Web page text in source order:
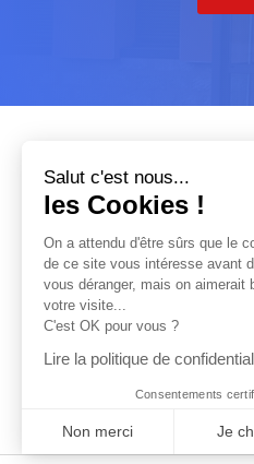
Salut c'est nous...
les Cookies !
On a attendu d'être sûrs que le
de ce site vous intéresse avant
vous déranger, mais on aimerait
votre visite...
C'est OK pour vous ?
Lire la politique de
Consentements
Non merci Je